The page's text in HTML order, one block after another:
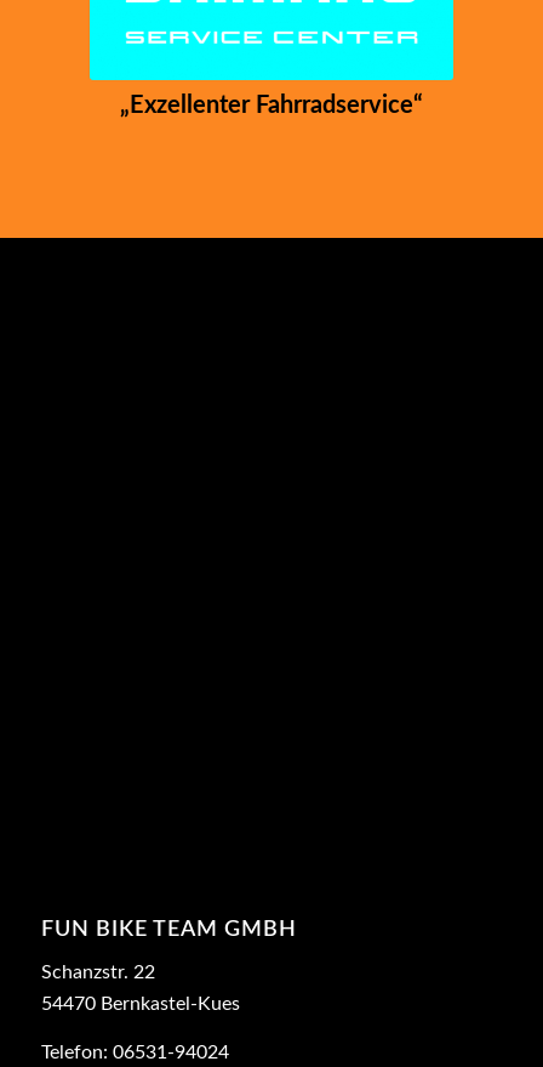
„Exzellenter Fahrradservice“
FUN BIKE TEAM GMBH
Schanzstr. 22
54470 Bernkastel-Kues
Telefon: 06531-94024